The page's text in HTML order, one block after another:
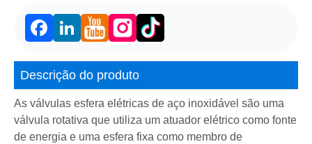
FacebookLinkedIn
Descrição do produto
As válvulas esfera elétricas de aço inoxidável são uma
válvula rotativa que utiliza um atuador elétrico como fonte
de energia e uma esfera fixa como membro de